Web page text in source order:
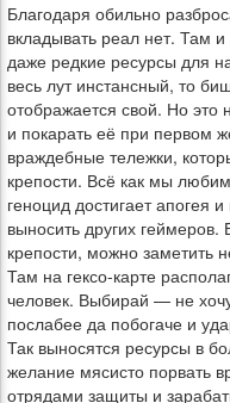
Благодаря обильно
вкладывать реал нет. Там
даже редкие ресурсы для
весь лут инстансный, то
отображается свой. Но
и покарать её при первом
враждебные тележки,
крепости. Всё как мы
геноцид достигает апогея
выносить других
крепости, можно заметить
Там на гексо-карте
человек. Выбирай — не
послабее да побогаче и
Так выносятся ресурсы в
желание мясисто порвать
отрядами защиты и